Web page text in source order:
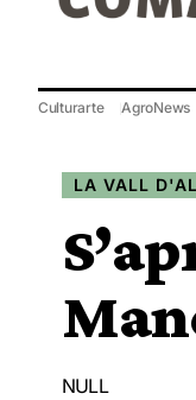
Culturarte AgroNews
LA VALL
NULL